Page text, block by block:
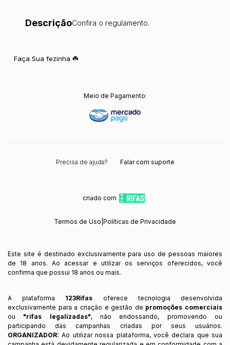
DescriçãoConfira o regulamento.
Faça Sua fezinha ☘️
Meio de Pagamento:
Precisa de ajuda? Falar com suporte
criado com
Termos de Uso Políticas de Privacidade
Este site é destinado exclusivamente para uso de pessoas maiores
de 18 anos. Ao acessar e utilizar os serviços oferecidos, você
confirma que possui 18 anos ou mais.
A plataforma 123Rifas oferece tecnologia desenvolvida
exclusivamente para a criação e gestão de promoções comerciais
ou "rifas legalizadas", não endossando, promovendo ou
participando das campanhas criadas por seus usuários.
ORGANIZADOR: Ao utilizar nossa plataforma, você declara que sua